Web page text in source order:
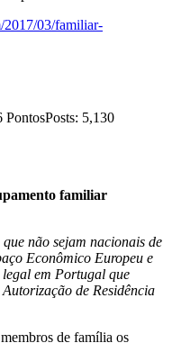
2017/03/familiar-
PontosPosts: 5,130
familiar
não sejam nacionais de
Econômico Europeu e
em Portugal que
de Residência
de família os